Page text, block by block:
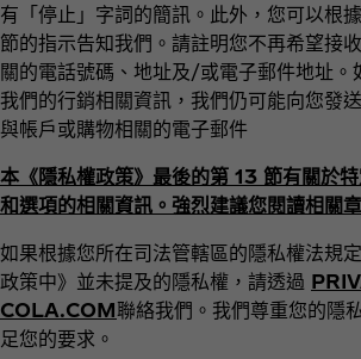
有「停止」字詞的簡訊。此外，您可以根
節的指示告知我們。請註明您不再希望接
關的電話號碼、地址及/或電子郵件地址。
我們的行銷相關資訊，我們仍可能向您發
與帳戶或購物相關的電子郵件
本《隱私權政策》最後的第 13 節有關於
和選項的相關資訊。強烈建議您閱讀相關
如果根據您所在司法管轄區的隱私權法規
政策中》並未提及的隱私權，請透過
COLA.COM聯絡我們。我們尊重您的隱
足您的要求。